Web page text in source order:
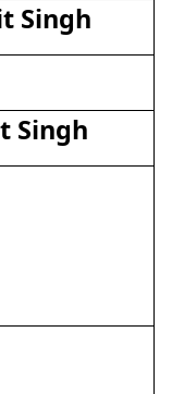
Singh
Singh